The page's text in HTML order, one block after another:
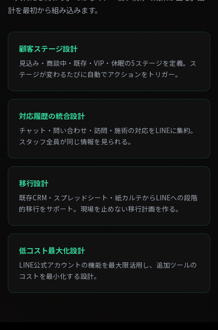
計を最初から組み込みます。
顧客ステージ設計
見込み・商談中・既存・VIP・休眠の5ステージを定義。ス
テージが変わるたびに自動でアクションをトリガー。
対応履歴の統合設計
チャット・問い合わせ・訪問・施術の対応をLINEに集約。
スタッフ全員が同じ情報を見られる。
移行設計
既存CRM・スプレッドシート・紙カルテからLINEへの段階
的移行をサポート。現場を止めない移行計画を作る。
低コスト最大化設計
LINE公式アカウントの機能を最大限活用し、追加ツールの
コストを最小化する設計。